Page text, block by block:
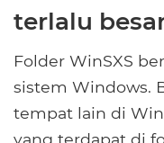
terlalu
Folder WinSXS
sistem Windows.
tempat lain di
yang terdapat di